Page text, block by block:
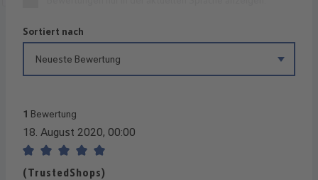
Sortiert nach
1 Bewertung
18. August 2020, 00:00
Bewertung mit 5 von 5 Sternen
(TrustedShops)